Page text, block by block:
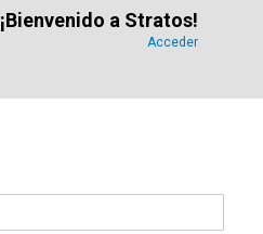
¡Bienvenido a Stratos!
Acceder